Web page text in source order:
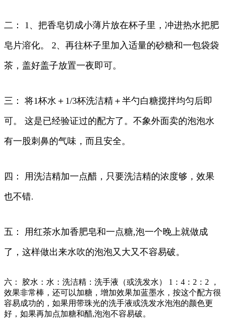
二： 1、把香皂切成小薄片放在杯子里，冲进热水把肥
皂片溶化。 2、再往杯子里加入适量的砂糖和一包袋袋
茶，盖好盖子放置一夜即可。
三： 将1杯水＋1/3杯洗洁精＋半勺白糖搅拌均匀后即
可。 这是已经验证过的配方了。不象外面卖的泡泡水
有一股刺鼻的气味，而且安全。
四： 用洗洁精加一点醋，只要洗洁精的浓度够，效果
也不错.
五： 用红茶水加香肥皂和一点糖,泡一个晚上就做成
了，这样做出来水吹的泡泡又大又不容易破。
六： 胶水：水：洗洁精：洗手液（或洗发水） 1：4：2：2 ，
效果非常棒，还可以加糖，增加效果加蓝墨水，按这个配方很
容易成功的，如果用带珠光的洗手液或洗发水泡泡的颜色更
好，如果再加点加糖和醋,泡泡不容易破。